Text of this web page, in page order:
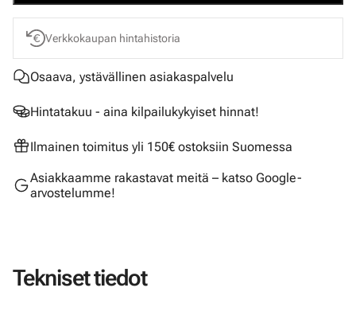
Verkkokaupan hintahistoria
Osaava, ystävällinen asiakaspalvelu
Hintatakuu - aina kilpailukykyiset hinnat!
Ilmainen toimitus yli 150€ ostoksiin Suomessa
Asiakkaamme rakastavat meitä – katso Google-
arvostelumme!
Tekniset tiedot